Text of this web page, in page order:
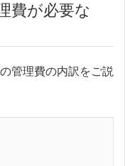
費が必要な
管理費の内訳をご説